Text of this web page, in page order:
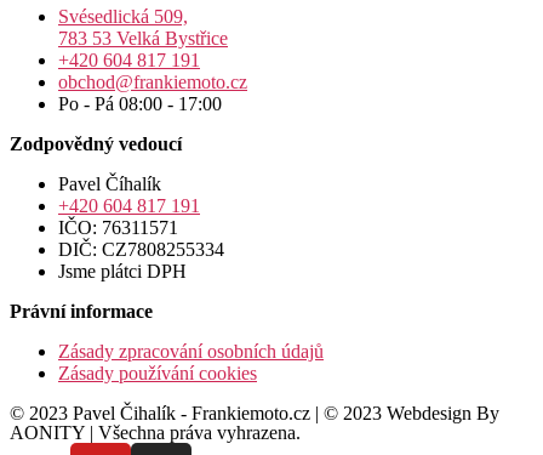
Svésedlická 509,
783 53 Velká Bystřice
+420 604 817 191
obchod@frankiemoto.cz
Po - Pá 08:00 - 17:00
Zodpovědný vedoucí
Pavel Číhalík
+420 604 817 191
IČO: 76311571
DIČ: CZ7808255334
Jsme plátci DPH
Právní informace
Zásady zpracování osobních údajů
Zásady používání cookies
© 2023 Pavel Čihalík - Frankiemoto.cz | © 2023 Webdesign By
AONITY | Všechna práva vyhrazena.